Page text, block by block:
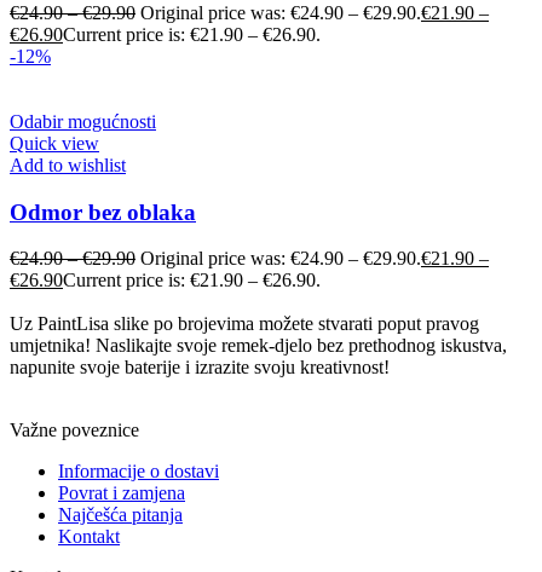
€24.90–€29.90 Original price was: €24.90 – €29.90.€21.90 –
€26.90Current price is: €21.90 – €26.90.
-12%
Odabir mogućnosti
Quick view
Add to wishlist
Odmor bez oblaka
€24.90–€29.90 Original price was: €24.90 – €29.90.€21.90 –
€26.90Current price is: €21.90 – €26.90.
Uz PaintLisa slike po brojevima možete stvarati poput pravog
umjetnika! Naslikajte svoje remek-djelo bez prethodnog iskustva,
napunite svoje baterije i izrazite svoju kreativnost!
Važne poveznice
Informacije o dostavi
Povrat i zamjena
Najčešća pitanja
Kontakt